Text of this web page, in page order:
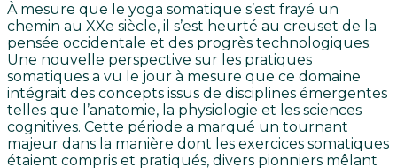
À mesure que le yoga somatique s’est frayé un
chemin au XXe siècle, il s’est heurté au creuset de la
pensée occidentale et des progrès technologiques.
Une nouvelle perspective sur les pratiques
somatiques a vu le jour à mesure que ce domaine
intégrait des concepts issus de disciplines émergentes
telles que l’anatomie, la physiologie et les sciences
cognitives. Cette période a marqué un tournant
majeur dans la manière dont les exercices somatiques
étaient compris et pratiqués, divers pionniers mêlant